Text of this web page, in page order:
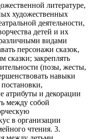
литературе,
художественных
деятельности,
детей и их
видами
персонажи сказок,
сказки; закреплять
(позы, жесты,
навыки
атрибуты и декорации
между собой
в организации
чтения. 3.